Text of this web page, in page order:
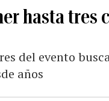
hasta tres
del evento
años